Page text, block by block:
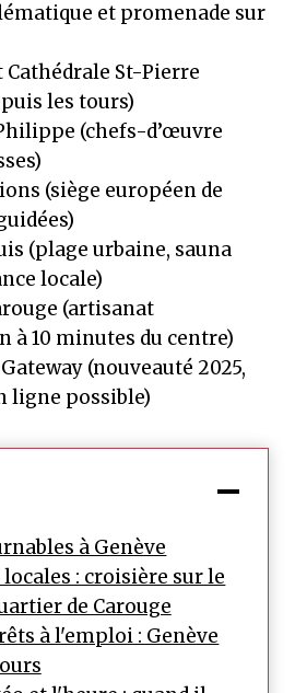
et promenade sur
St-Pierre
les tours)
(chefs-d’œuvre
(siège européen de
(plage urbaine, sauna
locale)
(artisanat
à 10 minutes du centre)
Gateway (nouveauté 2025,
ligne possible)
à Genève
: croisière sur le
de Carouge
à l'emploi : Genève